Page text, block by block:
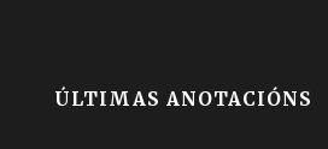
ÚLTIMAS ANOTACIÓNS